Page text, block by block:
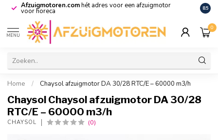
Afzuigmotoren.comhét adres voor een afzuigmotor
voor horeca De
8.5
MENU
0
Home / Chaysol afzuigmotor DA 30/28 RTC/E – 60000 m3/h
Chaysol Chaysol afzuigmotor DA 30/28
RTC/E – 60000 m3/h
CHAYSOL (0)